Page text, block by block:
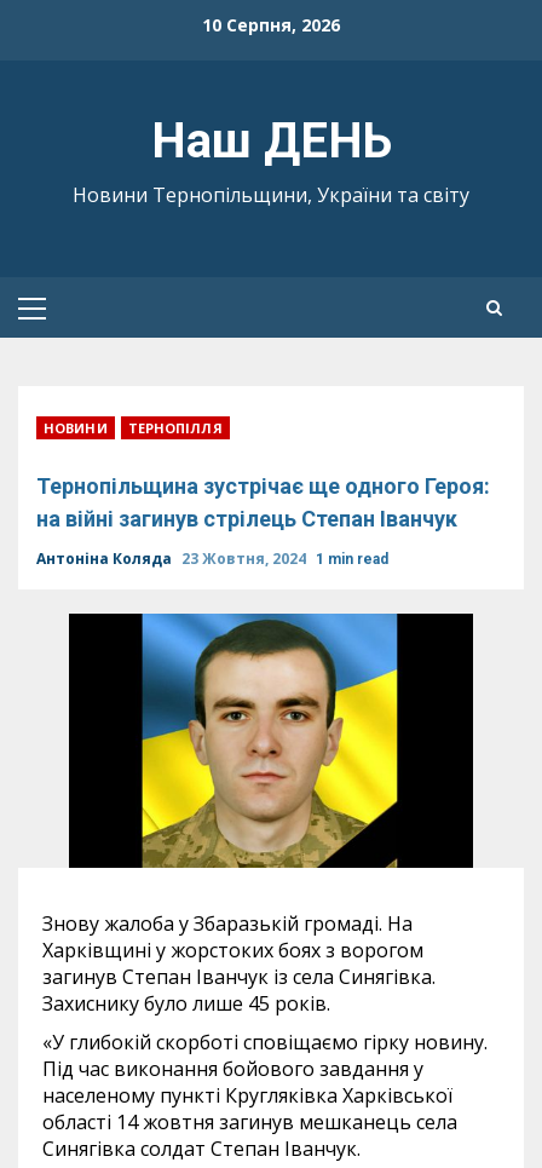
10 Серпня, 2026
Наш ДЕНЬ
Новини Тернопільщини, України та світу
Primary
НОВИНИ ТЕРНОПІЛЛЯ
Тернопільщина зустрічає ще одного Героя:
на війні загинув стрілець Степан Іванчук
Антоніна Коляда 23 Жовтня, 2024 1 min read
Знову жалоба у Збаразькій громаді. На
Харківщині у жорстоких боях з ворогом
загинув Степан Іванчук із села Синягівка.
Захиснику було лише 45 років.
«У глибокій скорботі сповіщаємо гірку новину.
Під час виконання бойового завдання у
населеному пункті Кругляківка Харківської
області 14 жовтня загинув мешканець села
Синягівка солдат Степан Іванчук.